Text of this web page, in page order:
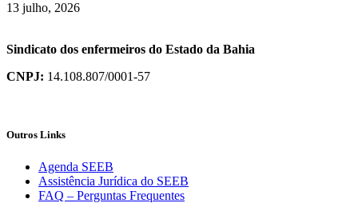
13 julho, 2026
Sindicato dos enfermeiros do Estado da Bahia
CNPJ: 14.108.807/0001-57
Outros Links
Agenda SEEB
Assistência Jurídica do SEEB
FAQ – Perguntas Frequentes